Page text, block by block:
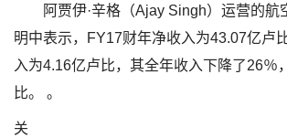
阿贾伊·辛格（Ajay Singh）运营的航
明中表示，FY17财年净收入为43.07亿卢
入为4.16亿卢比，其全年收入下降了26％
比。 。
关